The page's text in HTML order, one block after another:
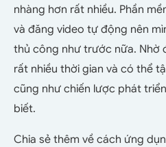
nhàng hơn rất nhiều. Phần
và đăng video tự động nên
thủ công như trước nữa. Nhờ
rất nhiều thời gian và có thể
cũng như chiến lược phát
biết.
Chia sẻ thêm về cách ứng